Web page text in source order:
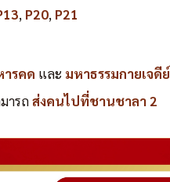
, P20, P21
รคด และ มหาธรรมกายเจดีย์
ารถส่งคนไปที่ชานชาลา 2